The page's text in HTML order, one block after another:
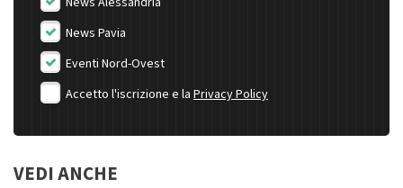
News Pavia
Eventi Nord-Ovest
Accetto l'iscrizione e la Privacy Policy
VEDI ANCHE